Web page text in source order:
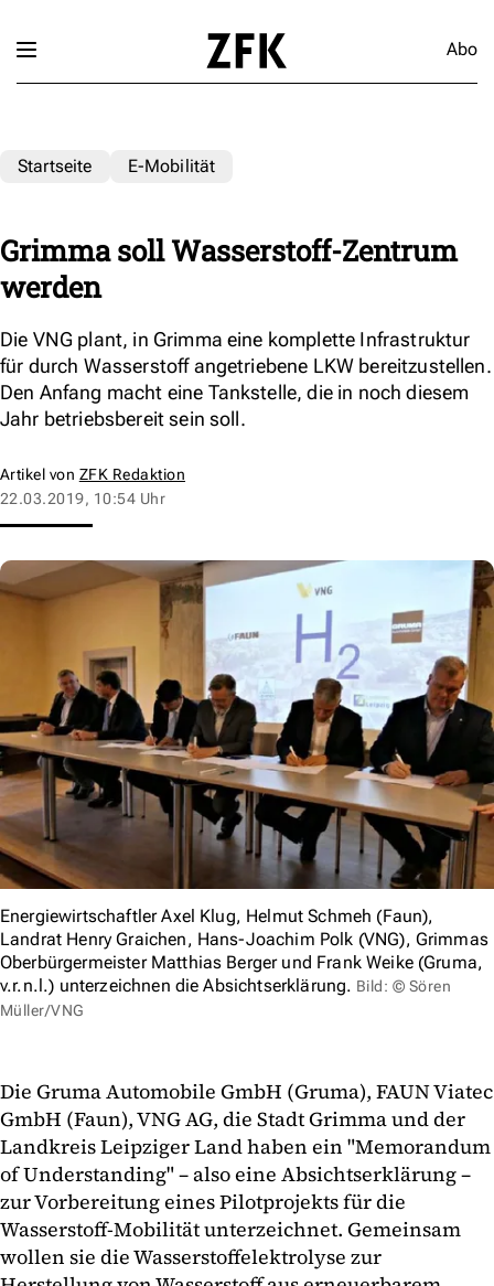
Abo
Startseite E-Mobilität
Grimma soll Wasserstoff-Zentrum
werden
Die VNG plant, in Grimma eine komplette Infrastruktur
für durch Wasserstoff angetriebene LKW bereitzustellen.
Den Anfang macht eine Tankstelle, die in noch diesem
Jahr betriebsbereit sein soll.
Artikel von ZFK Redaktion
22.03.2019, 10:54 Uhr
Energiewirtschaftler Axel Klug, Helmut Schmeh (Faun),
Landrat Henry Graichen, Hans-Joachim Polk (VNG), Grimmas
Oberbürgermeister Matthias Berger und Frank Weike (Gruma,
v.r.n.l.) unterzeichnen die Absichtserklärung. Bild: © Sören
Müller/VNG
Die Gruma Automobile GmbH (Gruma), FAUN Viatec
GmbH (Faun), VNG AG, die Stadt Grimma und der
Landkreis Leipziger Land haben ein "Memorandum
of Understanding" – also eine Absichtserklärung –
zur Vorbereitung eines Pilotprojekts für die
Wasserstoff-Mobilität unterzeichnet. Gemeinsam
wollen sie die Wasserstoffelektrolyse zur